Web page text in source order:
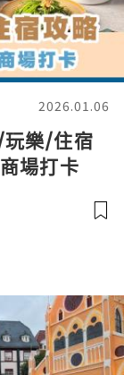
2026.01.06
玩樂/住宿
場打卡